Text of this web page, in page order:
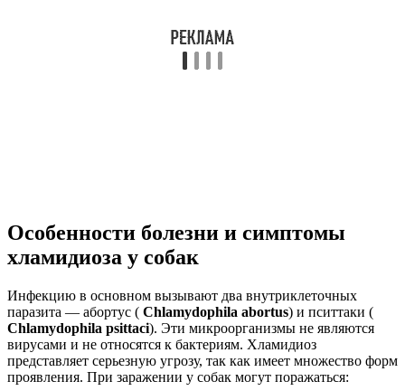
Особенности болезни и симптомы
хламидиоза у собак
Инфекцию в основном вызывают два внутриклеточных
паразита — абортус ( Chlamydophila abortus) и пситтаки (
Chlamydophila psittaci). Эти микроорганизмы не являются
вирусами и не относятся к бактериям. Хламидиоз
представляет серьезную угрозу, так как имеет множество форм
проявления. При заражении у собак могут поражаться: